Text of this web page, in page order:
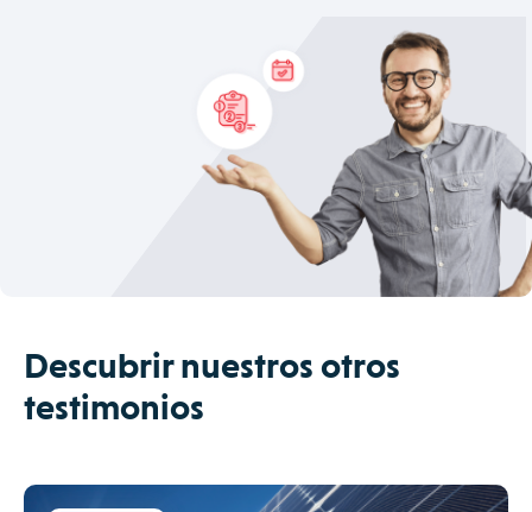
Descubrir nuestros otros
testimonios